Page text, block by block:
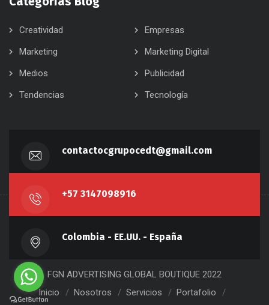
Creatividad
Empresas
Marketing
Marketing Digital
Medios
Publicidad
Tendencias
Tecnología
contactocgrupocedt@gmail.com
+57 3147098916
Colombia - EE.UU. - España
FGN ADVERTISING GLOBAL BOUTIQUE 2022
Inicio
Nosotros Servicios
Portafolio